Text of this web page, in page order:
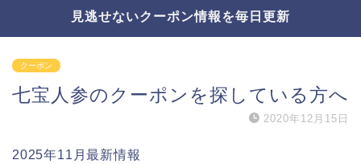
見逃せないクーポン情報を毎日更新
クーポン
七宝人参のクーポンを探している方へ
2020年12月15日
2025年11月最新情報